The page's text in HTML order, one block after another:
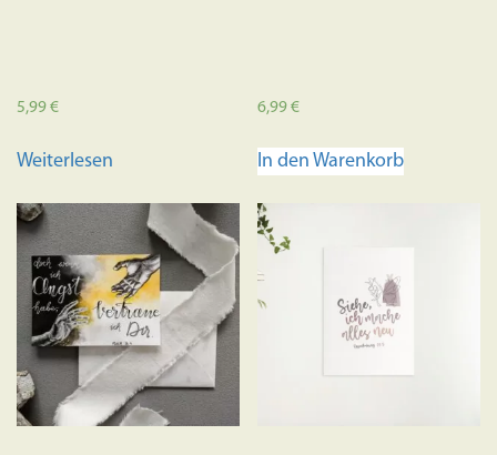
5,99€
Weiterlesen
6,99€
In den Warenkorb